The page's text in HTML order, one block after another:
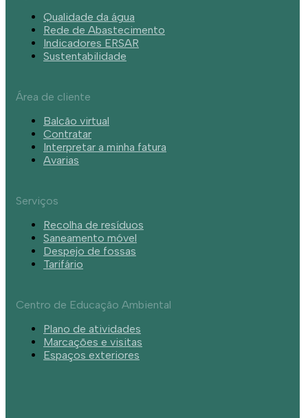
Qualidade da água
Rede de Abastecimento
Indicadores ERSAR
Sustentabilidade
Área de cliente
Balcão virtual
Contratar
Interpretar a minha fatura
Avarias
Serviços
Recolha de resíduos
Saneamento móvel
Despejo de fossas
Tarifário
Centro de Educação Ambiental
Plano de atividades
Marcações e visitas
Espaços exteriores